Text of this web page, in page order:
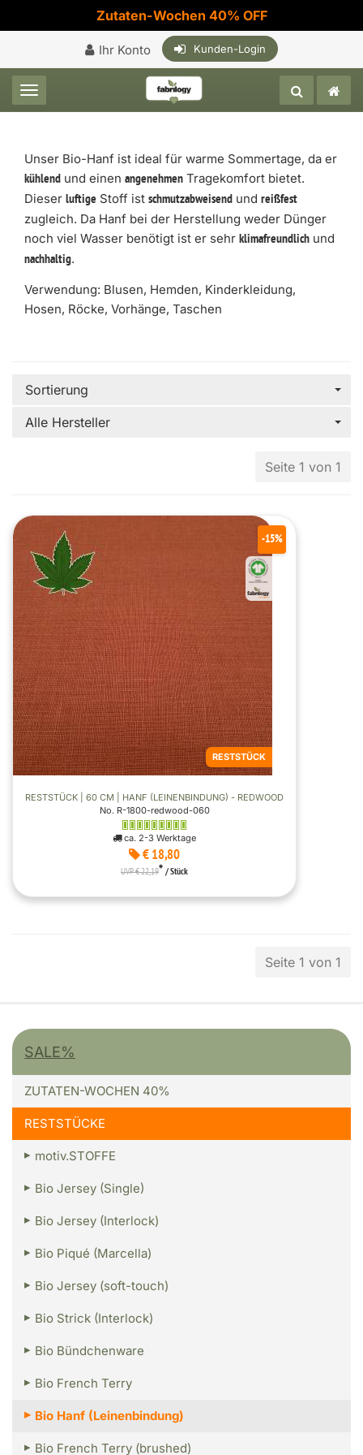
Zutaten-Wochen 40% OFF
Ihr Konto Kunden-Login
Toggle navigation
Unser Bio-Hanf ist ideal für warme Sommertage, da er
kühlend und einen angenehmen Tragekomfort bietet.
Dieser luftige Stoff ist schmutzabweisend und reißfest
zugleich. Da Hanf bei der Herstellung weder Dünger
noch viel Wasser benötigt ist er sehr klimafreundlich und
nachhaltig.
Verwendung: Blusen, Hemden, Kinderkleidung,
Hosen, Röcke, Vorhänge, Taschen
Sortierung
Alle Hersteller
Seite 1 von 1
RESTSTÜCK
RESTSTÜCK | 60 CM | HANF (LEINENBINDUNG) - REDWOOD
No. R-1800-redwood-060
ca. 2-3 Werktage
€ 18,80
-15%
UVP € 22,19* / Stück
Seite 1 von 1
SALE%
ZUTATEN-WOCHEN 40%
RESTSTÜCKE
motiv.STOFFE
Bio Jersey (Single)
Bio Jersey (Interlock)
Bio Piqué (Marcella)
Bio Jersey (soft-touch)
Bio Strick (Interlock)
Bio Bündchenware
Bio French Terry
Bio Hanf (Leinenbindung)
Bio French Terry (brushed)